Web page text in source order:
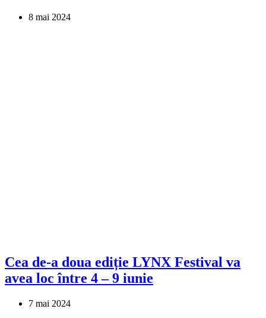
8 mai 2024
Cea de-a doua ediție LYNX Festival va
avea loc între 4 – 9 iunie
7 mai 2024